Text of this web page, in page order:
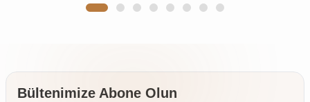
Öğütülmüş
(İri
(Günlük-
10 gr
Bültenimize Abone Olun